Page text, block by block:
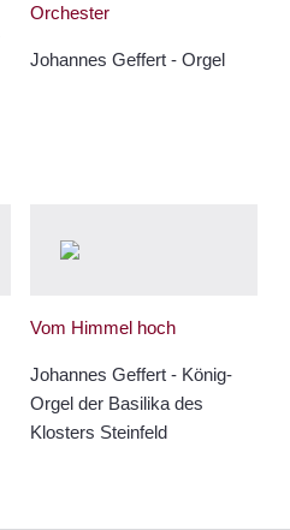
Orchester
Johannes Geffert - Orgel
Vom Himmel hoch
Johannes Geffert - König-
Orgel der Basilika des
Klosters Steinfeld